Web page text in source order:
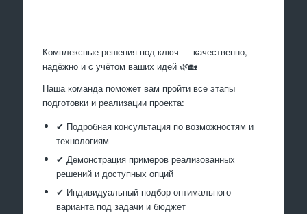
Комплексные решения под ключ — качественно,
надёжно и с учётом ваших идей 🌿🏡
Наша команда поможет вам пройти все этапы
подготовки и реализации проекта:
✔ Подробная консультация по возможностям и
технологиям
✔ Демонстрация примеров реализованных
решений и доступных опций
✔ Индивидуальный подбор оптимального
варианта под задачи и бюджет